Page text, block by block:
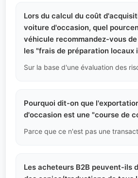
Lors du calcul du coût
voiture d'occasion, quel
véhicule recommandez-vous
les "frais de préparation locaux
Pourquoi dit-on que
d'occasion est une "course de
Les acheteurs B2B peuvent-ils